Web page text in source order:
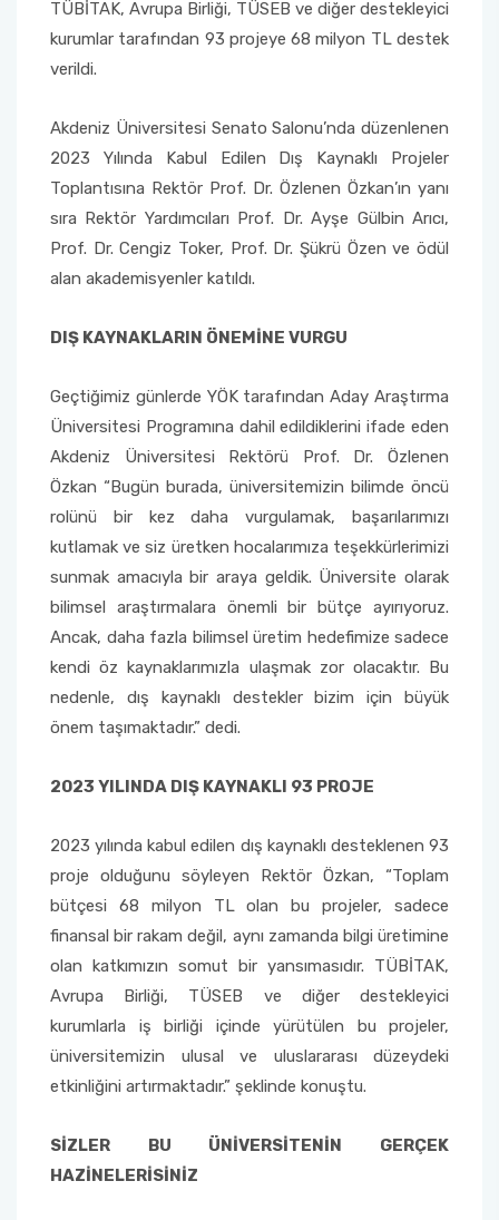
TÜBİTAK, Avrupa Birliği, TÜSEB ve diğer destekleyici
kurumlar tarafından 93 projeye 68 milyon TL destek
verildi.
Akdeniz Üniversitesi Senato Salonu’nda düzenlenen
2023 Yılında Kabul Edilen Dış Kaynaklı Projeler
Toplantısına Rektör Prof. Dr. Özlenen Özkan’ın yanı
sıra Rektör Yardımcıları Prof. Dr. Ayşe Gülbin Arıcı,
Prof. Dr. Cengiz Toker, Prof. Dr. Şükrü Özen ve ödül
alan akademisyenler katıldı.
DIŞ KAYNAKLARIN ÖNEMİNE VURGU
Geçtiğimiz günlerde YÖK tarafından Aday Araştırma
Üniversitesi Programına dahil edildiklerini ifade eden
Akdeniz Üniversitesi Rektörü Prof. Dr. Özlenen
Özkan “Bugün burada, üniversitemizin bilimde öncü
rolünü bir kez daha vurgulamak, başarılarımızı
kutlamak ve siz üretken hocalarımıza teşekkürlerimizi
sunmak amacıyla bir araya geldik. Üniversite olarak
bilimsel araştırmalara önemli bir bütçe ayırıyoruz.
Ancak, daha fazla bilimsel üretim hedefimize sadece
kendi öz kaynaklarımızla ulaşmak zor olacaktır. Bu
nedenle, dış kaynaklı destekler bizim için büyük
önem taşımaktadır.” dedi.
2023 YILINDA DIŞ KAYNAKLI 93 PROJE
2023 yılında kabul edilen dış kaynaklı desteklenen 93
proje olduğunu söyleyen Rektör Özkan, “Toplam
bütçesi 68 milyon TL olan bu projeler, sadece
finansal bir rakam değil, aynı zamanda bilgi üretimine
olan katkımızın somut bir yansımasıdır. TÜBİTAK,
Avrupa Birliği, TÜSEB ve diğer destekleyici
kurumlarla iş birliği içinde yürütülen bu projeler,
üniversitemizin ulusal ve uluslararası düzeydeki
etkinliğini artırmaktadır.” şeklinde konuştu.
SİZLER BU ÜNİVERSİTENİN GERÇEK
HAZİNELERİSİNİZ
2022-2026 Stratejik Planı
Akademik Tören
İlahiyat Fakültesi
Kemer Denizcilik Fakültesi
Kumluca Sağlık Bilimleri Fakültesi
Manavgat Sosyal ve Beşeri Bilimler Fakültesi
Manavgat Turizm Fakültesi
Mimarlık Fakültesi
Mühendislik Fakültesi
Sağlık Bilimleri Fakültesi
Serik İşletme Fakültesi
Spor Bilimleri Fakültesi
Su Ürünleri Fakültesi
Tıp Fakültesi
Turizm Fakültesi
Uygulamalı Bilimler Fakültesi
Sağlık Hizmetleri MYO
Sosyal Bilimler MYO
Teknik Bilimler MYO
Yapı İşleri ve Teknik Daire Başkanlığı
Mezun Bilgi Sistemi
Online Sağlık Hizmetleri Randevu Sistemi
Yönetim Sistemi)
Dış Kaynaklı Proje Takip Sistemi
AB Projeleri
TÜBİTAK Projeleri
SciVal